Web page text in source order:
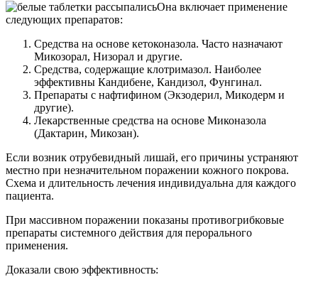
Она включает применение
следующих препаратов:
Средства на основе кетоконазола. Часто назначают
Микозорал, Низорал и другие.
Средства, содержащие клотримазол. Наиболее
эффективны Кандибене, Кандизол, Фунгинал.
Препараты с нафтифином (Экзодерил, Микодерм и
другие).
Лекарственные средства на основе Миконазола
(Дактарин, Микозан).
Если возник отрубевидный лишай, его причины устраняют
местно при незначительном поражении кожного покрова.
Схема и длительность лечения индивидуальна для каждого
пациента.
При массивном поражении показаны противогрибковые
препараты системного действия для перорального
применения.
Доказали свою эффективность: